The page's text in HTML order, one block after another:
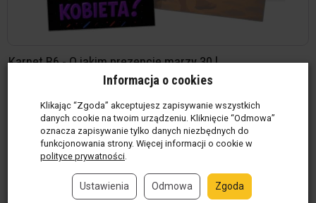
Karnet B6 - O jakim prezencie marzy 30 l...
8,00 zł / szt
szt
Do koszyka
Informacja o cookies
Klikając “Zgoda” akceptujesz zapisywanie wszystkich
danych cookie na twoim urządzeniu. Kliknięcie “Odmowa”
oznacza zapisywanie tylko danych niezbędnych do
funkcjonowania strony. Więcej informacji o cookie w
polityce prywatności
Ustawienia Odmowa Zgoda